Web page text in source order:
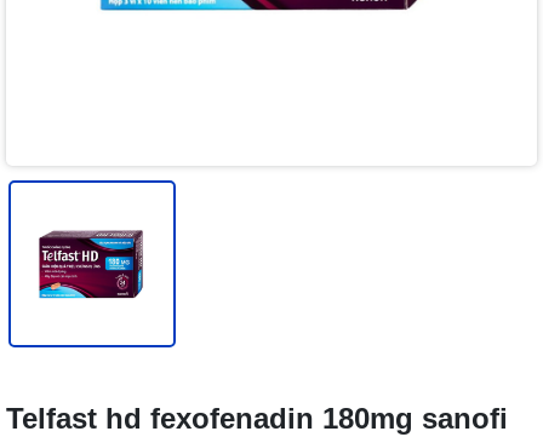
Telfast hd fexofenadin 180mg sanofi